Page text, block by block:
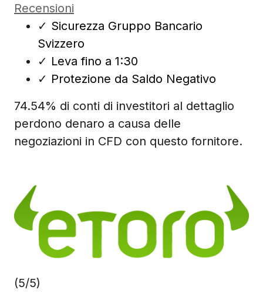
Recensioni
✓ Sicurezza Gruppo Bancario
Svizzero
✓ Leva fino a 1:30
✓ Protezione da Saldo Negativo
74.54% di conti di investitori al dettaglio
perdono denaro a causa delle
negoziazioni in CFD con questo fornitore.
(5/5)